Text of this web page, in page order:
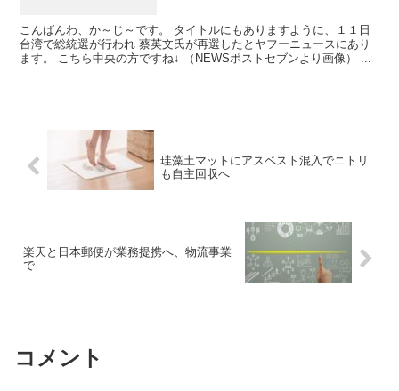
こんばんわ、か～じ～です。 タイトルにもありますように、１１日
台湾で総統選が行われ 蔡英文氏が再選したとヤフーニュースにあり
ます。 こちら中央の方ですね↓ （NEWSポストセブンより画像） ...
珪藻土マットにアスベスト混入でニトリ
も自主回収へ
楽天と日本郵便が業務提携へ、物流事業
で
コメント